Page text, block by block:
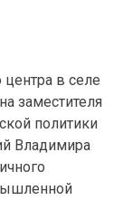
центра в селе
заместителя
политики
Владимира